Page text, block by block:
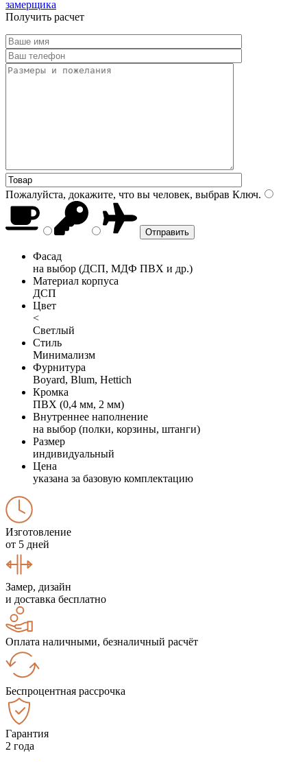
замерщика
Получить расчет
Пожалуйста, докажите, что вы человек, выбрав Ключ.
Фасад
на выбор (ДСП, МДФ ПВХ и др.)
Материал корпуса
ДСП
Цвет
<
Светлый
Стиль
Минимализм
Фурнитура
Boyard, Blum, Hettich
Кромка
ПВХ (0,4 мм, 2 мм)
Внутреннее наполнение
на выбор (полки, корзины, штанги)
Размер
индивидуальный
Цена
указана за базовую комплектацию
Изготовление
от 5 дней
Замер, дизайн
и доставка бесплатно
Оплата наличными, безналичный расчёт
Беспроцентная рассрочка
Гарантия
2 года